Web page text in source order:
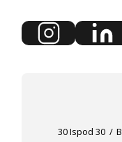
30 Ispod 30